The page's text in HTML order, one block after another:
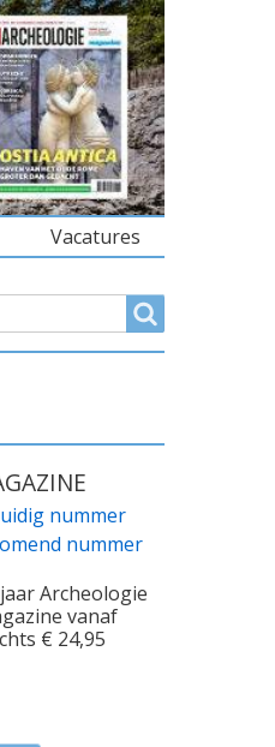
Vacatures
nummer
nummer
Archeologie
vanaf
€ 24,95